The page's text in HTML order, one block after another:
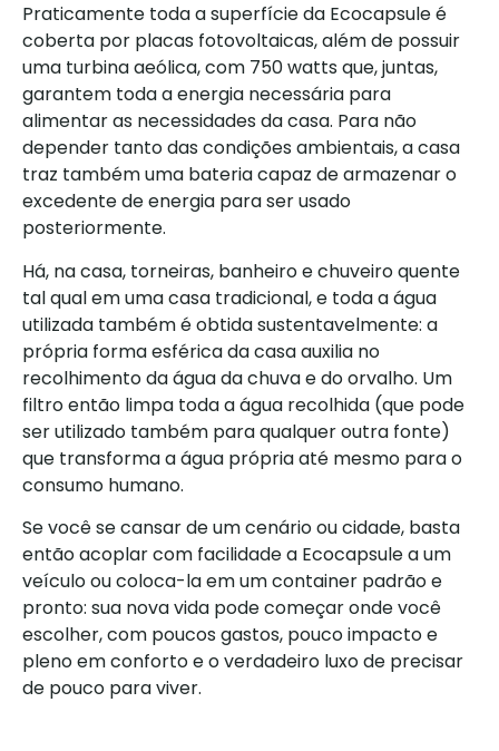
Praticamente toda a superfície da Ecocapsule é
coberta por placas fotovoltaicas, além de possuir
uma turbina aeólica, com 750 watts que, juntas,
garantem toda a energia necessária para
alimentar as necessidades da casa. Para não
depender tanto das condições ambientais, a casa
traz também uma bateria capaz de armazenar o
excedente de energia para ser usado
posteriormente.
Há, na casa, torneiras, banheiro e chuveiro quente
tal qual em uma casa tradicional, e toda a água
utilizada também é obtida sustentavelmente: a
própria forma esférica da casa auxilia no
recolhimento da água da chuva e do orvalho. Um
filtro então limpa toda a água recolhida (que pode
ser utilizado também para qualquer outra fonte)
que transforma a água própria até mesmo para o
consumo humano.
Se você se cansar de um cenário ou cidade, basta
então acoplar com facilidade a Ecocapsule a um
veículo ou coloca-la em um container padrão e
pronto: sua nova vida pode começar onde você
escolher, com poucos gastos, pouco impacto e
pleno em conforto e o verdadeiro luxo de precisar
de pouco para viver.